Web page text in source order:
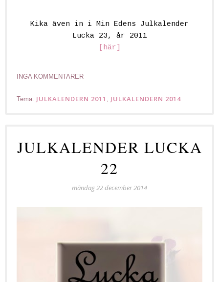
Kika även in i Min Edens Julkalender
Lucka 23, år 2011
[här]
INGA KOMMENTARER
Tema: JULKALENDERN 2011 JULKALENDERN 2014
JULKALENDER LUCKA
22
måndag 22 december 2014